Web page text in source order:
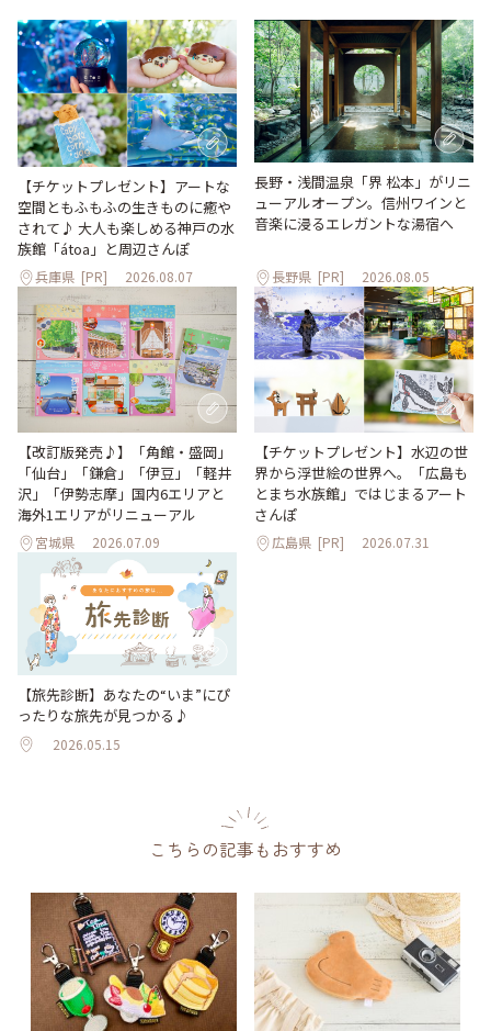
【チケットプレゼント】アートな
空間ともふもふの生きものに癒や
されて♪ 大人も楽しめる神戸の水
族館「átoa」と周辺さんぽ
兵庫県 [PR] 2026.08.07
長野・浅間温泉「界 松本」がリニ
ューアルオープン。信州ワインと
音楽に浸るエレガントな湯宿へ
長野県 [PR] 2026.08.05
【改訂版発売♪】「角館・盛岡」
「仙台」「鎌倉」「伊豆」「軽井
沢」「伊勢志摩」国内6エリアと
海外1エリアがリニューアル
宮城県 2026.07.09
【チケットプレゼント】水辺の世
界から浮世絵の世界へ。「広島も
とまち水族館」ではじまるアート
さんぽ
広島県 [PR] 2026.07.31
【旅先診断】あなたの“いま”にぴ
ったりな旅先が見つかる♪
2026.05.15
こちらの記事もおすすめ